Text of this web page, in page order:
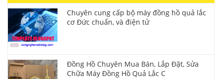
Chuyên cung cấp bộ máy đồng hồ quả lắc
cơ Đức chuẩn, và điện tử
Đồng Hồ Chuyên Mua Bán, Lắp Đặt, Sửa
Chữa Máy Đồng Hồ Quả Lắc C